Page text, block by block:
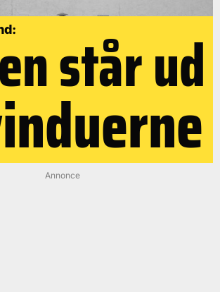
står ud
Annonce